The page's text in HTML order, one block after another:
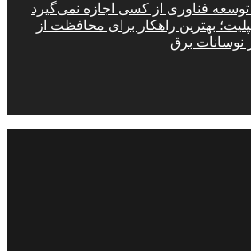
فناوری از کسی اجازه نمی‌گیرد
بهترین راهکار برای محافظت از
نوسانات برق